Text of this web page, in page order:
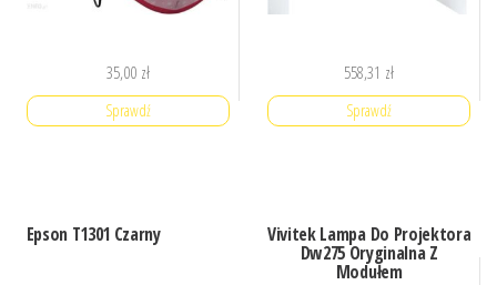
35,00 zł
Sprawdź
558,31 zł
Sprawdź
Epson T1301 Czarny Vivitek Lampa Do Projektora
Dw275 Oryginalna Z
Modułem